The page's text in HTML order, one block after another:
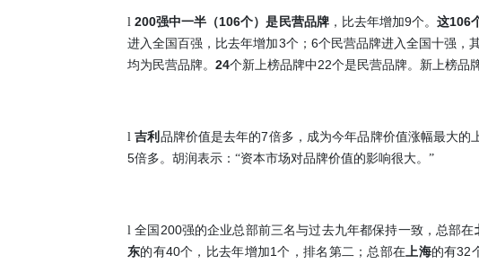
l 200强中一半（106个）是民营品牌，比去年增加9个。这106
进入全国百强，比去年增加3个； 6个民营品牌进入全国十强 ，
均为民营品牌。 24个新上榜品牌中22个是民营品牌。 新上榜品
l 吉利 品牌价值是去年的7倍多，成为今年品牌价值涨幅最大的
5倍多。胡润表示：“资本市场对品牌价值的影响很大。”
l 全国 200强的企业总部前三名与过去九年都保持一致，总部在
东的有40个，比去年增加1个，排名第二；总部在 上海的有32